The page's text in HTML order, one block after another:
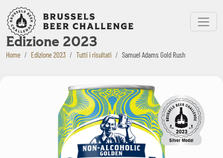
Bruxelles Beer Challenge
Menu
Edizione 2023
Home Edizione 2023 Tutti i risultati Samuel Adams Gold Rush